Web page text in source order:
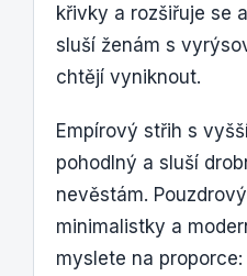
křivky a rozšiřuje se
sluší ženám s
chtějí vyniknout.
Empírový střih s
pohodlný a sluší
nevěstám.
minimalistky a
myslete na